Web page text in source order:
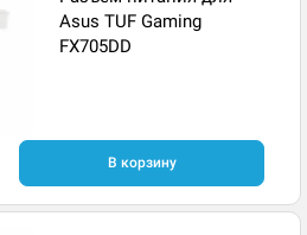
Asus TUF Gaming
FX705DD
В корзину